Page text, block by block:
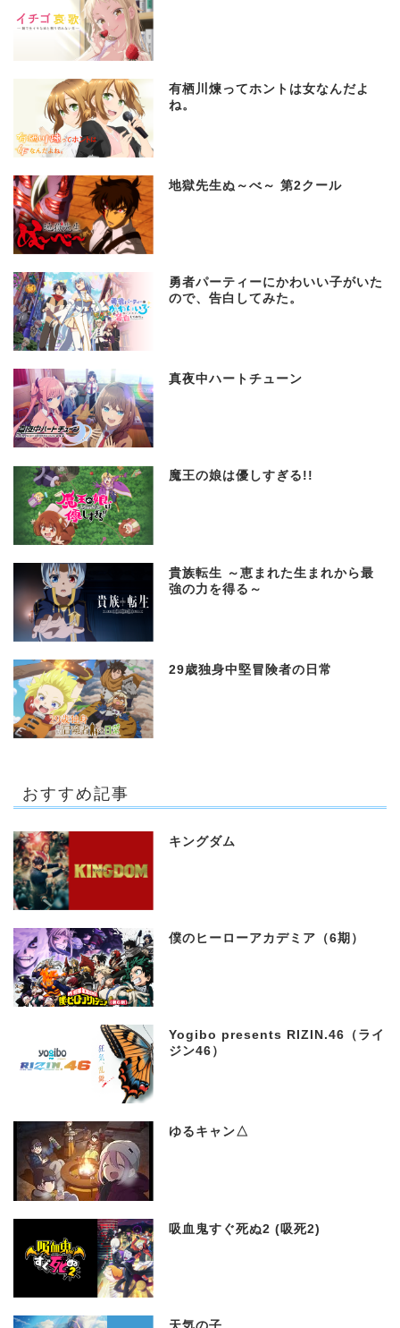
有栖川煉ってホントは女なんだよ
ね。
地獄先生ぬ～べ～ 第2クール
勇者パーティーにかわいい子がいた
ので、告白してみた。
真夜中ハートチューン
魔王の娘は優しすぎる!!
貴族転生 ～恵まれた生まれから最
強の力を得る～
29歳独身中堅冒険者の日常
おすすめ記事
キングダム
僕のヒーローアカデミア（6期）
Yogibo presents RIZIN.46（ライ
ジン46）
ゆるキャン△
吸血鬼すぐ死ぬ2 (吸死2)